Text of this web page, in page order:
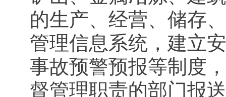
的生产、经营、储存
管理信息系统，建立
事故预警预报等制度
督管理职责的部门报